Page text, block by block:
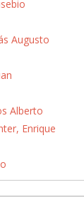
Augusto
Alberto
Enrique